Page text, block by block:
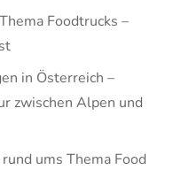
Foodtrucks –
in Österreich –
zwischen Alpen und
ums Thema Food